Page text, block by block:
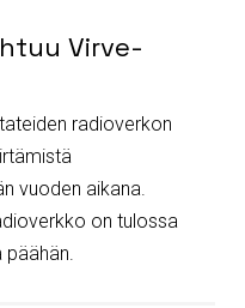
Virve-
radioverkon
vuoden aikana.
on tulossa
päähän.